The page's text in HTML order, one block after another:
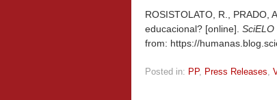
ROSISTOLATO, R., PRADO,
educacional? [online].
from: https://
Posted in: PP, Press Releases,